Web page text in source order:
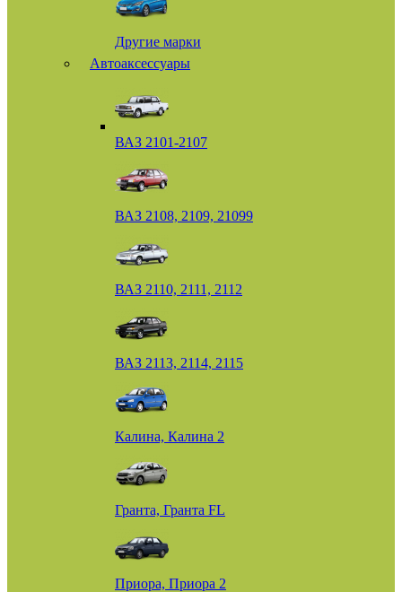
Другие марки
Автоаксессуары
ВАЗ 2101-2107
ВАЗ 2108, 2109, 21099
ВАЗ 2110, 2111, 2112
ВАЗ 2113, 2114, 2115
Калина, Калина 2
Гранта, Гранта FL
Приора, Приора 2